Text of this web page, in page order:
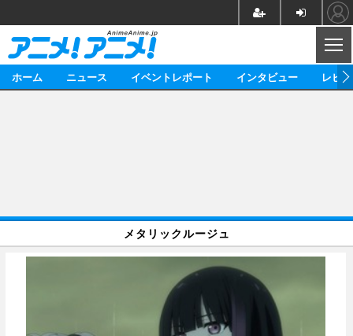
海外イベント ビジネス
俳優・タレント アーティスト
レビュー
アニメ 実写
イベント
座談会
動画
映画/ドラマ
ABEMA Cafe
ホーム ニュース イベントレポート インタビュー レビ
メタリックルージュ